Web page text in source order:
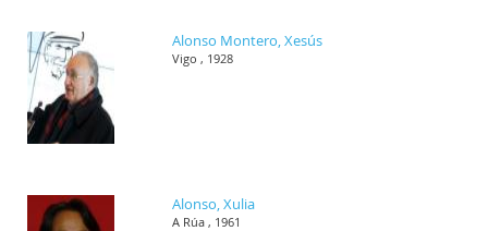
Alonso Montero, Xesús
Vigo , 1928
Alonso, Xulia
A Rúa , 1961